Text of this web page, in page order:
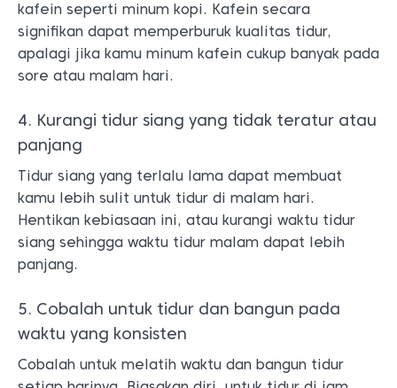
kafein seperti minum kopi. Kafein secara
signifikan dapat memperburuk kualitas tidur,
apalagi jika kamu minum kafein cukup banyak pada
sore atau malam hari.
4. Kurangi tidur siang yang tidak teratur atau
panjang
Tidur siang yang terlalu lama dapat membuat
kamu lebih sulit untuk tidur di malam hari.
Hentikan kebiasaan ini, atau kurangi waktu tidur
siang sehingga waktu tidur malam dapat lebih
panjang.
5. Cobalah untuk tidur dan bangun pada
waktu yang konsisten
Cobalah untuk melatih waktu dan bangun tidur